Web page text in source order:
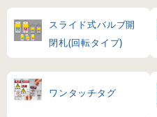
スライド式バルブ開
閉札(回転タイプ)
ワンタッチタグ